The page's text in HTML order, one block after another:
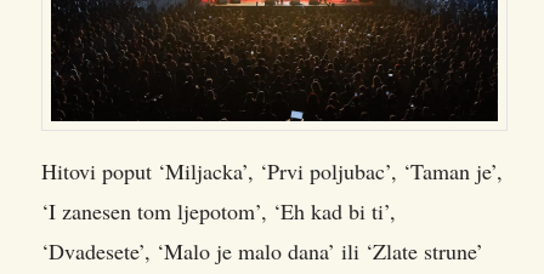
Hitovi poput ‘Miljacka’, ‘Prvi poljubac’, ‘Taman je’,
‘I zanesen tom ljepotom’, ‘Eh kad bi ti’,
‘Dvadesete’, ‘Malo je malo dana’ ili ‘Zlate strune’